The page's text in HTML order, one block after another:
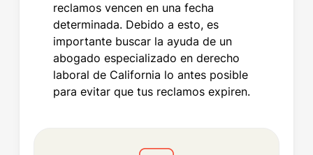
reclamos vencen en una fecha
determinada. Debido a esto, es
importante buscar la ayuda de un
abogado especializado en derecho
laboral de California lo antes posible
para evitar que tus reclamos expiren.